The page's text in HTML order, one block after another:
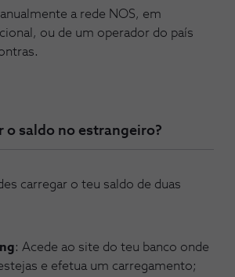
a rede NOS, em
ou de um operador do país
o saldo no estrangeiro?
carregar o teu saldo de duas
: Acede ao site do teu banco onde
e efetua um carregamento;